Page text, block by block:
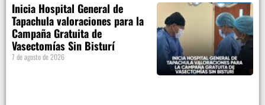
Inicia Hospital General de
Tapachula valoraciones para la
Campaña Gratuita de
Vasectomías Sin Bisturí
7 de agosto de 2026